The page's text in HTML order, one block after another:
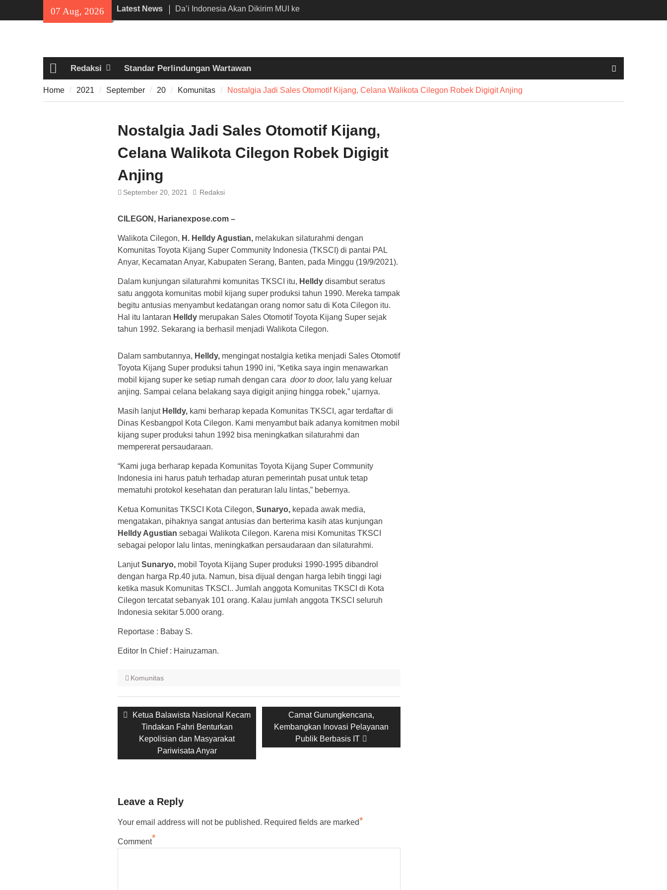
07 Aug, 2026 Latest News
Da’i Indonesia Akan Dikirim MUI ke
Al-Azhar dan Madinah Lewat
di Pamarayan, Polisi Apresiasi
Kedewasaan Bobotoh dan Jack
Mania —
Proyek Jalan Batubantar – Banjar
Rp6,8 Miliar Disorot, Pelaksana
HomeRedaksi Standar Perlindungan Wartawan
Home 2021 September 20 Komunitas Nostalgia Jadi Sales Otomotif Kijang, Celana Walikota Cilegon Robek Digigit Anjing
Nostalgia Jadi Sales Otomotif Kijang,
Celana Walikota Cilegon Robek Digigit
Anjing
September 20, 2021 Redaksi
CILEGON, Harianexpose.com –
Walikota Cilegon, H. Helldy Agustian, melakukan silaturahmi dengan
Komunitas Toyota Kijang Super Community Indonesia (TKSCI) di pantai PAL
Anyar, Kecamatan Anyar, Kabupaten Serang, Banten, pada Minggu (19/9/2021).
Dalam kunjungan silaturahmi komunitas TKSCI itu, Helldy disambut seratus
satu anggota komunitas mobil kijang super produksi tahun 1990. Mereka tampak
begitu antusias menyambut kedatangan orang nomor satu di Kota Cilegon itu.
Hal itu lantaran Helldy merupakan Sales Otomotif Toyota Kijang Super sejak
tahun 1992. Sekarang ia berhasil menjadi Walikota Cilegon.
Dalam sambutannya, Helldy, mengingat nostalgia ketika menjadi Sales Otomotif
Toyota Kijang Super produksi tahun 1990 ini, “Ketika saya ingin menawarkan
mobil kijang super ke setiap rumah dengan cara door to door, lalu yang keluar
anjing. Sampai celana belakang saya digigit anjing hingga robek,” ujarnya.
Masih lanjut Helldy, kami berharap kepada Komunitas TKSCI, agar terdaftar di
Dinas Kesbangpol Kota Cilegon. Kami menyambut baik adanya komitmen mobil
kijang super produksi tahun 1992 bisa meningkatkan silaturahmi dan
mempererat persaudaraan.
“Kami juga berharap kepada Komunitas Toyota Kijang Super Community
Indonesia ini harus patuh terhadap aturan pemerintah pusat untuk tetap
mematuhi protokol kesehatan dan peraturan lalu lintas,” bebernya.
Ketua Komunitas TKSCI Kota Cilegon, Sunaryo, kepada awak media,
mengatakan, pihaknya sangat antusias dan berterima kasih atas kunjungan
Helldy Agustian sebagai Walikota Cilegon. Karena misi Komunitas TKSCI
sebagai pelopor lalu lintas, meningkatkan persaudaraan dan silaturahmi.
LanjutSunaryo, mobil Toyota Kijang Super produksi 1990-1995 dibandrol
dengan harga Rp.40 juta. Namun, bisa dijual dengan harga lebih tinggi lagi
ketika masuk Komunitas TKSCI.. Jumlah anggota Komunitas TKSCI di Kota
Cilegon tercatat sebanyak 101 orang. Kalau jumlah anggota TKSCI seluruh
Indonesia sekitar 5.000 orang.
Reportase : Babay S.
Editor In Chief : Hairuzaman.
Komunitas
Post
navigation
Previous
post:
Ketua Balawista Nasional Kecam
Tindakan Fahri Benturkan
Kepolisian dan Masyarakat
Pariwisata Anyar
Next
post:
Camat Gunungkencana,
Kembangkan Inovasi Pelayanan
Publik Berbasis IT
Leave a Reply
Your email address will not be published. Required fields are marked*
Comment*